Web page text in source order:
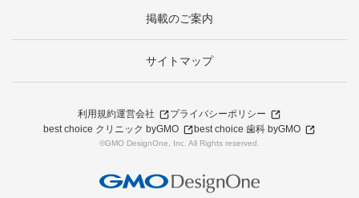
掲載のご案内
サイトマップ
利用規約運営会社
プライバシーポリシー
best choice クリニック byGMO
best choice 歯科 byGMO
©GMO DesignOne, Inc. All Rights reserved.